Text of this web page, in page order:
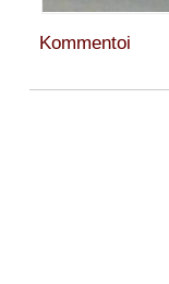
Kommentoi